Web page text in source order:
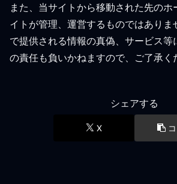
また、当サイトから移動された先のホ
イトが管理、運営するものではありま
で提供される情報の真偽、サービス等
の責任も負いかねますので、ご了承く
シェアする
X